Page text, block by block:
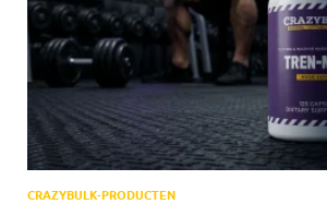
CRAZYBULK-PRODUCTEN